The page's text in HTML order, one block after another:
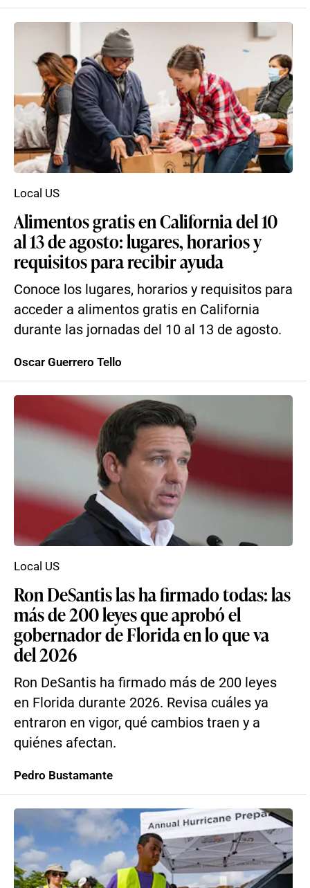
Alimentos gratis en California del 10
al 13 de agosto: lugares, horarios y
requisitos para recibir ayuda
Conoce los lugares, horarios y requisitos para
acceder a alimentos gratis en California
durante las jornadas del 10 al 13 de agosto.
Local US
Oscar Guerrero Tello
Ron DeSantis las ha firmado todas: las
más de 200 leyes que aprobó el
gobernador de Florida en lo que va
del 2026
Ron DeSantis ha firmado más de 200 leyes
en Florida durante 2026. Revisa cuáles ya
entraron en vigor, qué cambios traen y a
quiénes afectan.
Local US
Pedro Bustamante